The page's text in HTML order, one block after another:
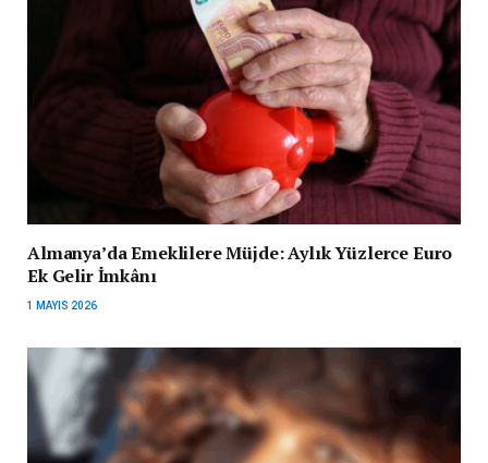
Almanya’da Emeklilere Müjde: Aylık Yüzlerce Euro
Ek Gelir İmkânı
1 MAYIS 2026